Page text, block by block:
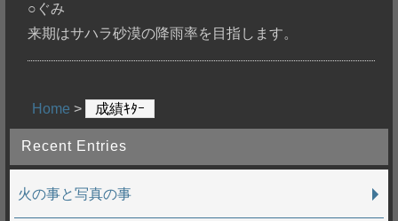
○ぐみ
来期はサハラ砂漠の降雨率を目指します。
Home > 成績ｷﾀｰ
Recent Entries
火の事と写真の事